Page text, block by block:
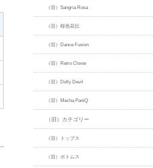
（旧）Sangria Rosa
（旧）桜色花伝
（旧）Dance Fusion
（旧）Retro Clover
（旧）Dolly Devil
（旧）Mecha PaniQ
（旧）カテゴリー
（旧）トップス
（旧）ボトムス